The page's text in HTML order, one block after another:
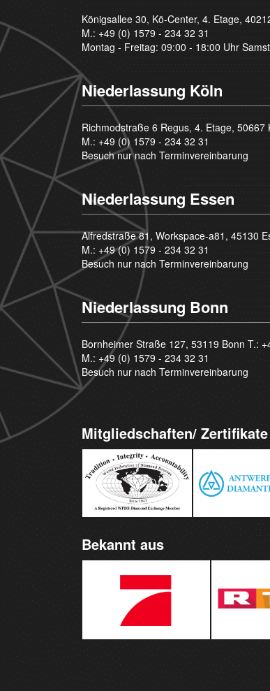
Königsallee 30, Kö-Center, 4. Etage,
M.: +49 (0) 1579 - 234 32 31
Montag - Freitag: 09:00 - 18:00 Uhr
Niederlassung Köln
Richmodstraße 6 Regus, 4. Etage, 50667
M.: +49 (0) 1579 - 234 32 31
Besuch nur nach Terminvereinbarung
Niederlassung Essen
Alfredstraße 81, Workspace-a81, 45130
M.: +49 (0) 1579 - 234 32 31
Besuch nur nach Terminvereinbarung
Niederlassung Bonn
Bornheimer Straße 127, 53119 Bonn T.:
M.: +49 (0) 1579 - 234 32 31
Besuch nur nach Terminvereinbarung
Mitgliedschaften/ Zertifikate
Bekannt aus